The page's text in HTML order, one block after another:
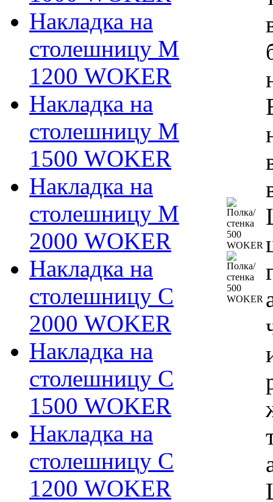
Накладка на
столешницу М
1200 WOKER
Накладка на
столешницу М
1500 WOKER
Накладка на
столешницу М
2000 WOKER
Накладка на
столешницу С
2000 WOKER
Накладка на
столешницу С
1500 WOKER
Накладка на
столешницу С
1200 WOKER